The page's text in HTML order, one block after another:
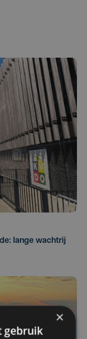
lange wachtrij
×
gebruik